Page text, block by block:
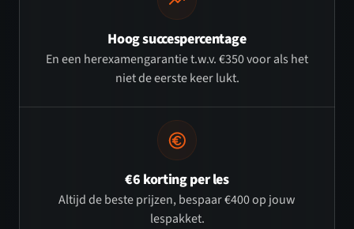
Hoog succespercentage
En een herexamengarantie t.w.v. €350 voor als het
niet de eerste keer lukt.
€6 korting per les
Altijd de beste prijzen, bespaar €400 op jouw
lespakket.